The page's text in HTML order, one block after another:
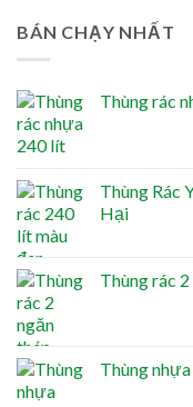
BÁN CHẠY NHẤT
Thùng rác
Thùng Rác
Hại
Thùng rác
Thùng